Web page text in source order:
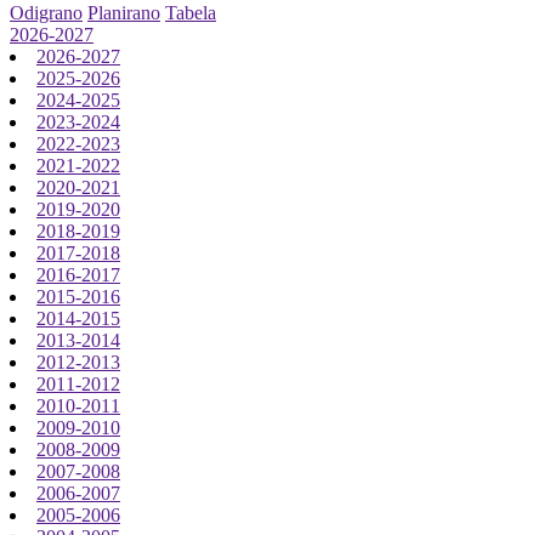
Odigrano Planirano Tabela
2026-2027
2026-2027
2025-2026
2024-2025
2023-2024
2022-2023
2021-2022
2020-2021
2019-2020
2018-2019
2017-2018
2016-2017
2015-2016
2014-2015
2013-2014
2012-2013
2011-2012
2010-2011
2009-2010
2008-2009
2007-2008
2006-2007
2005-2006